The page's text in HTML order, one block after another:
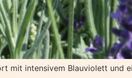
mit intensivem Blauviolett und